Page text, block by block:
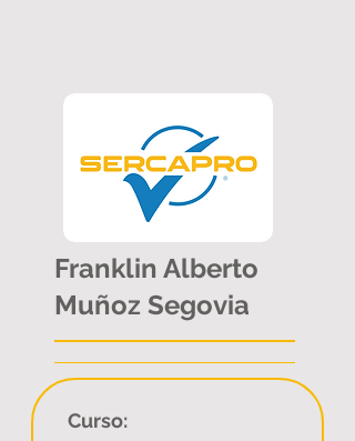
Franklin Alberto
Muñoz Segovia
Curso: